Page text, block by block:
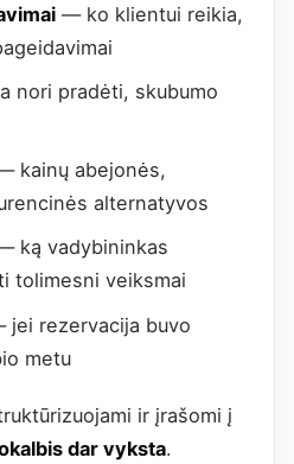
— ko klientui reikia,
nori pradėti, skubumo
kainų abejonės,
alternatyvos
ką vadybininkas
tolimesni veiksmai
jei rezervacija buvo
metu
ir įrašomi į
dar vyksta.